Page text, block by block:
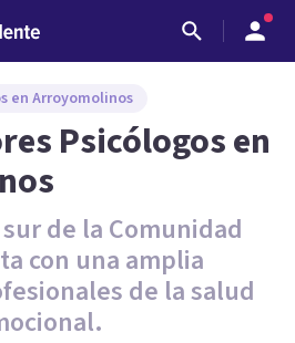
en Arroyomolinos
Psicólogos en
de la Comunidad
con una amplia
de la salud